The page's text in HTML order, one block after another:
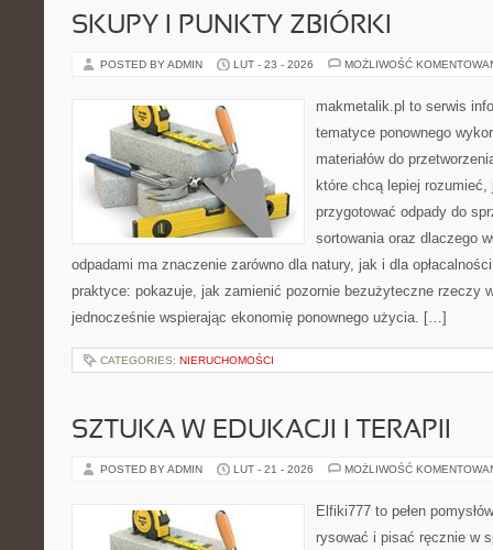
SKUPY I PUNKTY ZBIÓRKI
POSTED BY ADMIN LUT - 23 - 2026 MOŻLIWOŚĆ
makmetalik.pl to serwis
tematyce ponownego
materiałów do
które chcą lepiej rozumieć,
przygotować odpady do
sortowania oraz dlaczego
odpadami ma znaczenie zarówno dla natury, jak i dla
praktyce: pokazuje, jak zamienić pozornie bezużyteczne rzeczy
jednocześnie wspierając ekonomię ponownego użycia. […]
CATEGORIES: NIERUCHOMOŚCI
SZTUKA W EDUKACJI I TERAPII
POSTED BY ADMIN LUT - 21 - 2026 MOŻLIWOŚĆ
Elfiki777 to pełen
rysować i pisać ręcznie w